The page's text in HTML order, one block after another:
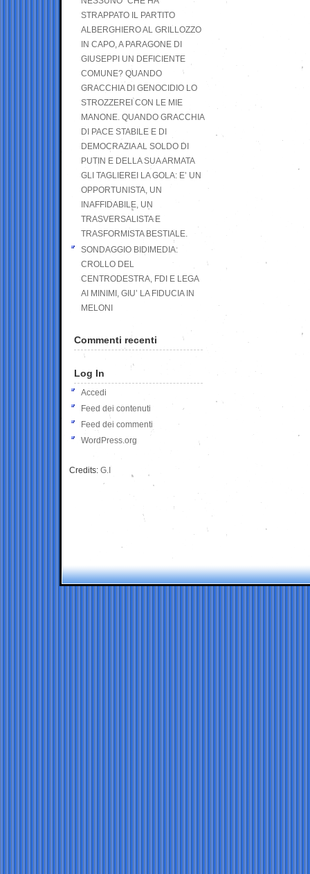
STRAPPATO IL PARTITO
ALBERGHIERO AL GRILLOZZO
IN CAPO, A PARAGONE DI
GIUSEPPI UN DEFICIENTE
COMUNE? QUANDO
GRACCHIA DI GENOCIDIO LO
STROZZEREI CON LE MIE
MANONE. QUANDO GRACCHIA
DI PACE STABILE E DI
DEMOCRAZIA AL SOLDO DI
PUTIN E DELLA SUA ARMATA
GLI TAGLIEREI LA GOLA: E’ UN
OPPORTUNISTA, UN
INAFFIDABILE, UN
TRASVERSALISTA E
TRASFORMISTA BESTIALE.
SONDAGGIO BIDIMEDIA:
CROLLO DEL
CENTRODESTRA, FDI E LEGA
AI MINIMI, GIU’ LA FIDUCIA IN
MELONI
Commenti recenti
Log In
Accedi
Feed dei contenuti
Feed dei commenti
WordPress.org
Credits: G.I